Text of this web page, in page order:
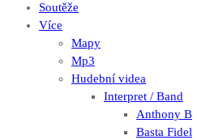
Soutěže
Více
Mapy
Mp3
Hudební videa
Interpret / Band
Anthony B
Basta Fidel